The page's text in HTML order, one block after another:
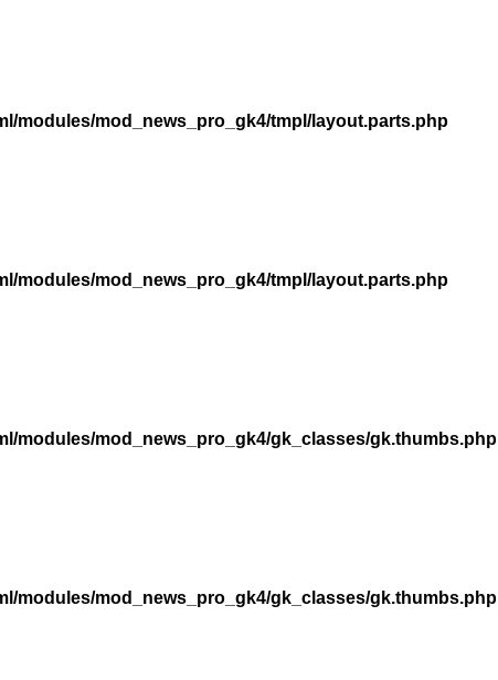
modules/mod_news_pro_gk4/tmpl/layout.parts.php
modules/mod_news_pro_gk4/tmpl/layout.parts.php
modules/mod_news_pro_gk4/gk_classes/gk.thumbs.php
modules/mod_news_pro_gk4/gk_classes/gk.thumbs.php